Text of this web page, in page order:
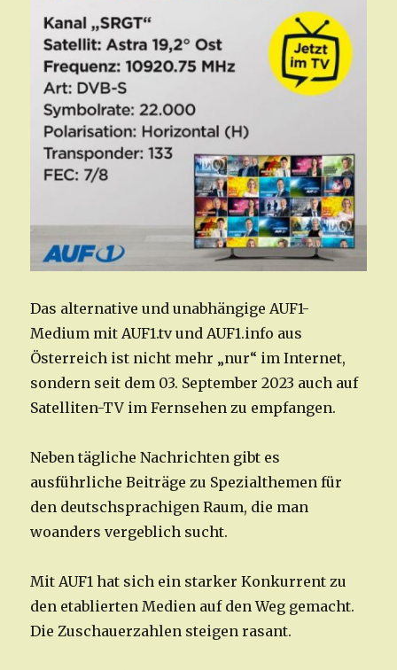
Das alternative und unabhängige AUF1-
Medium mit AUF1.tv und AUF1.info aus
Österreich ist nicht mehr „nur“ im Internet,
sondern seit dem 03. September 2023 auch auf
Satelliten-TV im Fernsehen zu empfangen.
Neben tägliche Nachrichten gibt es
ausführliche Beiträge zu Spezialthemen für
den deutschsprachigen Raum, die man
woanders vergeblich sucht.
Mit AUF1 hat sich ein starker Konkurrent zu
den etablierten Medien auf den Weg gemacht.
Die Zuschauerzahlen steigen rasant.